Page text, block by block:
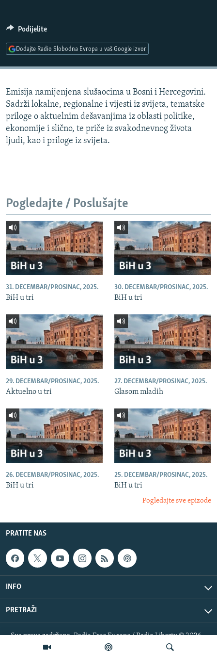
DNEVNO@RSE
SPECIJALI RSE
POPLAVE I KLIZIŠTA U BIH 2024.
TV LIBERTY
POST SCRIPTUM
NASTANAK I RASPAD JUGOSLAVIJE
PRATITE NAS
Sve RFE/RL stranice
Podijelite
Dodajte Radio Slobodna Evropa u vaš Google izvor
Emisija namijenjena slušaocima u Bosni i Hercegovini.
Sadrži lokalne, regionalne i vijesti iz svijeta, tematske
priloge o aktuelnim dešavanjima iz oblasti politike,
ekonomije i slično, te priče iz svakodnevnog života
ljudi, kao i priloge iz svijeta.
Pogledajte / Poslušajte
31. DECEMBAR/PROSINAC, 2025.
BiH u tri
30. DECEMBAR/PROSINAC, 2025.
BiH u tri
29. DECEMBAR/PROSINAC, 2025.
Aktuelno u tri
27. DECEMBAR/PROSINAC, 2025.
Glasom mladih
26. DECEMBAR/PROSINAC, 2025.
BiH u tri
25. DECEMBAR/PROSINAC, 2025.
BiH u tri
Pogledajte sve epizode
PRATITE NAS
INFO
PRETRAŽI
Sva prava zadržana. Radio Free Europe / Radio Liberty © 2026
RFE/RL, Inc.